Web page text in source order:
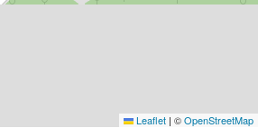
Leaflet | ©OpenStreetMap